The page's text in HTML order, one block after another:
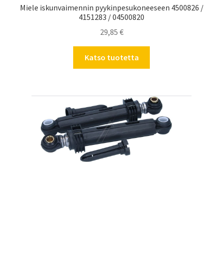
Miele iskunvaimennin pyykinpesukoneeseen 4500826 /
4151283 / 04500820
29,85 €
Katso tuotetta